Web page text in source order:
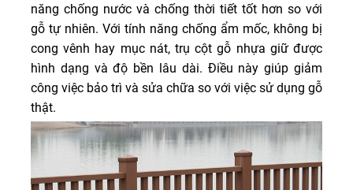
năng chống nước và chống thời tiết tốt hơn so với
gỗ tự nhiên. Với tính năng chống ẩm mốc, không bị
cong vênh hay mục nát, trụ cột gỗ nhựa giữ được
hình dạng và độ bền lâu dài. Điều này giúp giảm
công việc bảo trì và sửa chữa so với việc sử dụng gỗ
thật.